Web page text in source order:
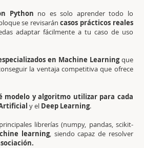
Python no es solo aprender todo lo
se revisarán casos prácticos reales
adaptar fácilmente a tu caso de uso
en Machine Learningque
la ventaja competitiva que ofrece
modelo y algoritmo utilizar para cada
y el Deep Learning.
librerías (numpy, pandas, scikit-
learning, siendo capaz de resolver